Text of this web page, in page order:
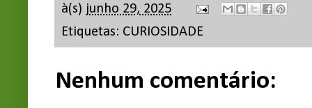
à(s) junho 29, 2025
Etiquetas: CURIOSIDADE
Nenhum comentário: